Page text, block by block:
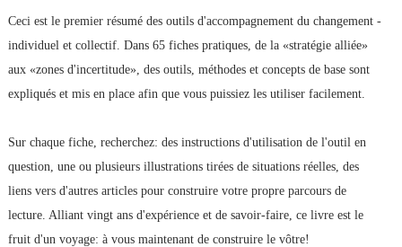
Ceci est le premier résumé des outils d'accompagnement du changement -
individuel et collectif. Dans 65 fiches pratiques, de la «stratégie alliée»
aux «zones d'incertitude», des outils, méthodes et concepts de base sont
expliqués et mis en place afin que vous puissiez les utiliser facilement.
Sur chaque fiche, recherchez: des instructions d'utilisation de l'outil en
question, une ou plusieurs illustrations tirées de situations réelles, des
liens vers d'autres articles pour construire votre propre parcours de
lecture. Alliant vingt ans d'expérience et de savoir-faire, ce livre est le
fruit d'un voyage: à vous maintenant de construire le vôtre!